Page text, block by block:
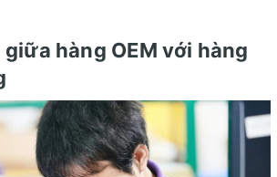
hàng OEM với hàng